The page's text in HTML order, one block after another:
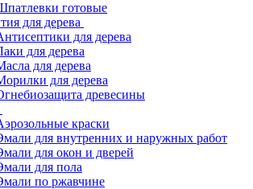
готовые
для дерева
для дерева
для дерева
для дерева
для дерева
древесины
краски
для внутренних и наружных работ
для окон и дверей
для пола
по ржавчине